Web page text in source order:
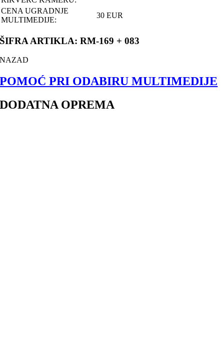
CENA UGRADNJE
MULTIMEDIJE:
30 EUR
ŠIFRA ARTIKLA: RM-169 + 083
NAZAD
POMOĆ PRI ODABIRU MULTIMEDIJE
DODATNA OPREMA